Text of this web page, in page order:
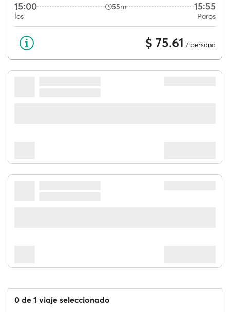
15:00 55m 15:55
Íos Paros
$ 75.61 / persona
0 de 1 viaje seleccionado